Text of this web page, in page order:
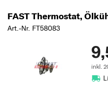
FAST Thermostat,
Art.-Nr. FT58083
inkl.